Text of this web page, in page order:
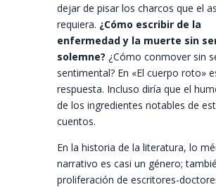
dejar de pisar los charcos que el
requiera. ¿Cómo escribir de la
enfermedad y la muerte sin
solemne? ¿Cómo conmover sin
sentimental? En «El cuerpo roto»
respuesta. Incluso diría que el
de los ingredientes notables de
cuentos.
En la historia de la literatura, lo
narrativo es casi un género;
proliferación de escritores-